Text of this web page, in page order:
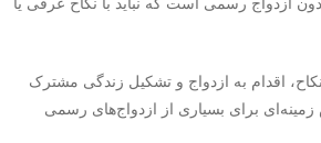
ازدواج رسمی است که نباید با نکاح عرفی یا
اقدام به ازدواج و تشکیل زندگی مشترک
برای بسیاری از ازدواج‌های رسمی